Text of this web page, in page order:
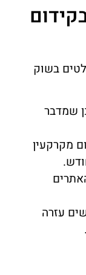
בשוק
שמדבר
מקרקעין
עזרה